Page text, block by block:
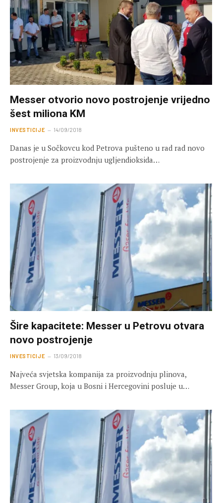
Messer otvorio novo postrojenje vrijedno
šest miliona KM
INVESTICIJE 14/09/2018
Danas je u Sočkovcu kod Petrova pušteno u rad rad novo
postrojenje za proizvodnju ugljendioksida…
Šire kapacitete: Messer u Petrovu otvara
novo postrojenje
INVESTICIJE 13/09/2018
Najveća svjetska kompanija za proizvodnju plinova,
Messer Group, koja u Bosni i Hercegovini posluje u…